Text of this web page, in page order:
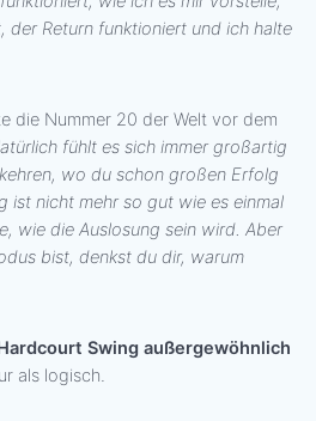
der Return funktioniert und ich halte
die Nummer 20 der Welt vor dem
fühlt es sich immer großartig
wo du schon großen Erfolg
ist nicht mehr so gut wie es einmal
wie die Auslosung sein wird. Aber
bist, denkst du dir, warum
Swing außergewöhnlich
als logisch.